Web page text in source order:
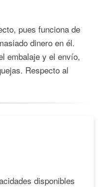
pues funciona de
dinero en él.
embalaje y el envío,
Respecto al
disponibles